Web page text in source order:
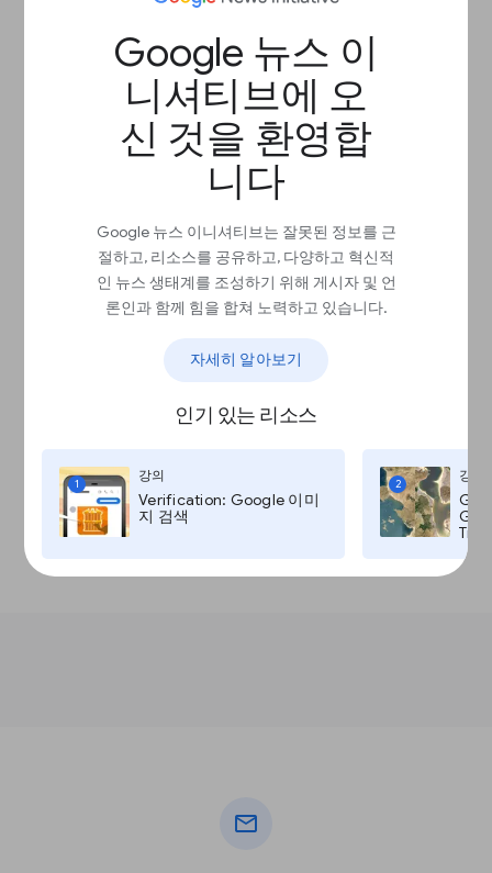
Google 뉴스 이
니셔티브에 오
신 것을 환영합
니다
Google 뉴스 이니셔티브는 잘못된 정보를 근
절하고, 리소스를 공유하고, 다양하고 혁신적
인 뉴스 생태계를 조성하기 위해 게시자 및 언
론인과 함께 힘을 합쳐 노력하고 있습니다.
자세히 알아보기
인기 있는 리소스
1
강의
Verification: Google 이미
지 검색
2
강의
mail